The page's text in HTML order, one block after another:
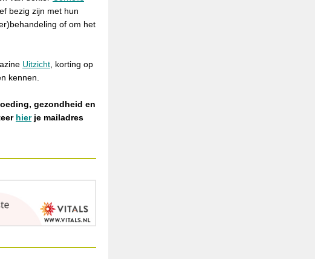
bezig zijn met hun
of om het
Uitzicht , korting op
kennen.
gezondheid en
hierje mailadres